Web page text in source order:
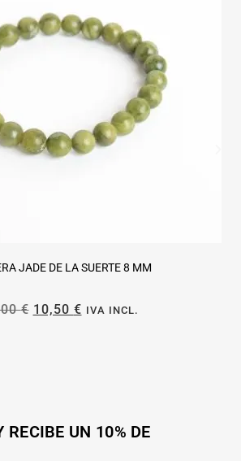
JADE DE LA SUERTE 8 MM
€ 10,50 € IVA INCL.
RECIBE UN 10% DE